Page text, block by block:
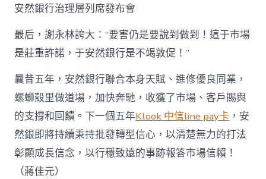
安然銀行治理層列席發布會
最后，謝永林誇大：“要害仍是要說到做到！這于市場
是莊重許諾，于安然銀行是不竭敦促！”
曩昔五年，安然銀行聯合本身天賦、進修優良同業，
螺螄殼里做道場，加快奔馳，收獲了市場、客戶賜與
的支撐和回饋。下一個五年Klook 中信line pay卡 ，安
然銀即將持續秉持批發轉型信心，以清楚無力的打法
彰顯成長信念，以行穩致遠的事跡報答市場信賴！
（蔣佳元）